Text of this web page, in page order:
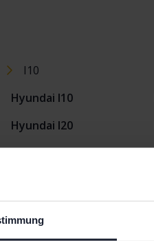
I10
Hyundai I10
Hyundai I20